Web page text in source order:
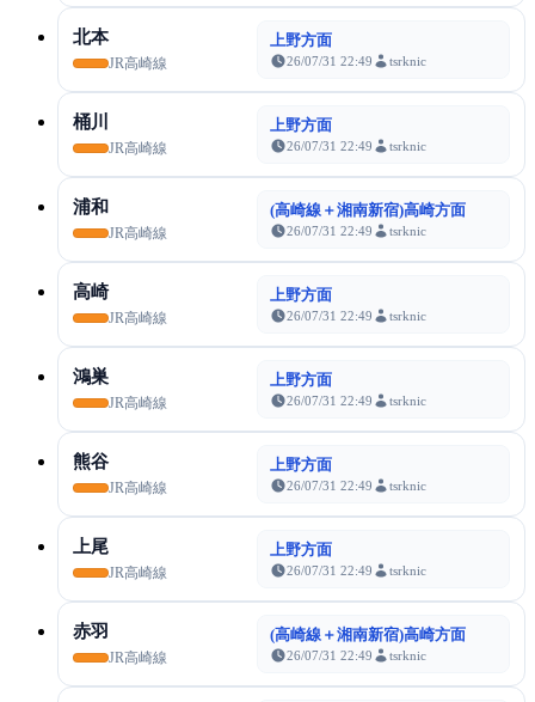
北本
JR高崎線
上野方面
26/07/31 22:49 tsrknic
桶川
JR高崎線
上野方面
26/07/31 22:49 tsrknic
浦和
JR高崎線
(高崎線＋湘南新宿)高崎方面
26/07/31 22:49 tsrknic
高崎
JR高崎線
上野方面
26/07/31 22:49 tsrknic
鴻巣
JR高崎線
上野方面
26/07/31 22:49 tsrknic
熊谷
JR高崎線
上野方面
26/07/31 22:49 tsrknic
上尾
JR高崎線
上野方面
26/07/31 22:49 tsrknic
赤羽
JR高崎線
(高崎線＋湘南新宿)高崎方面
26/07/31 22:49 tsrknic